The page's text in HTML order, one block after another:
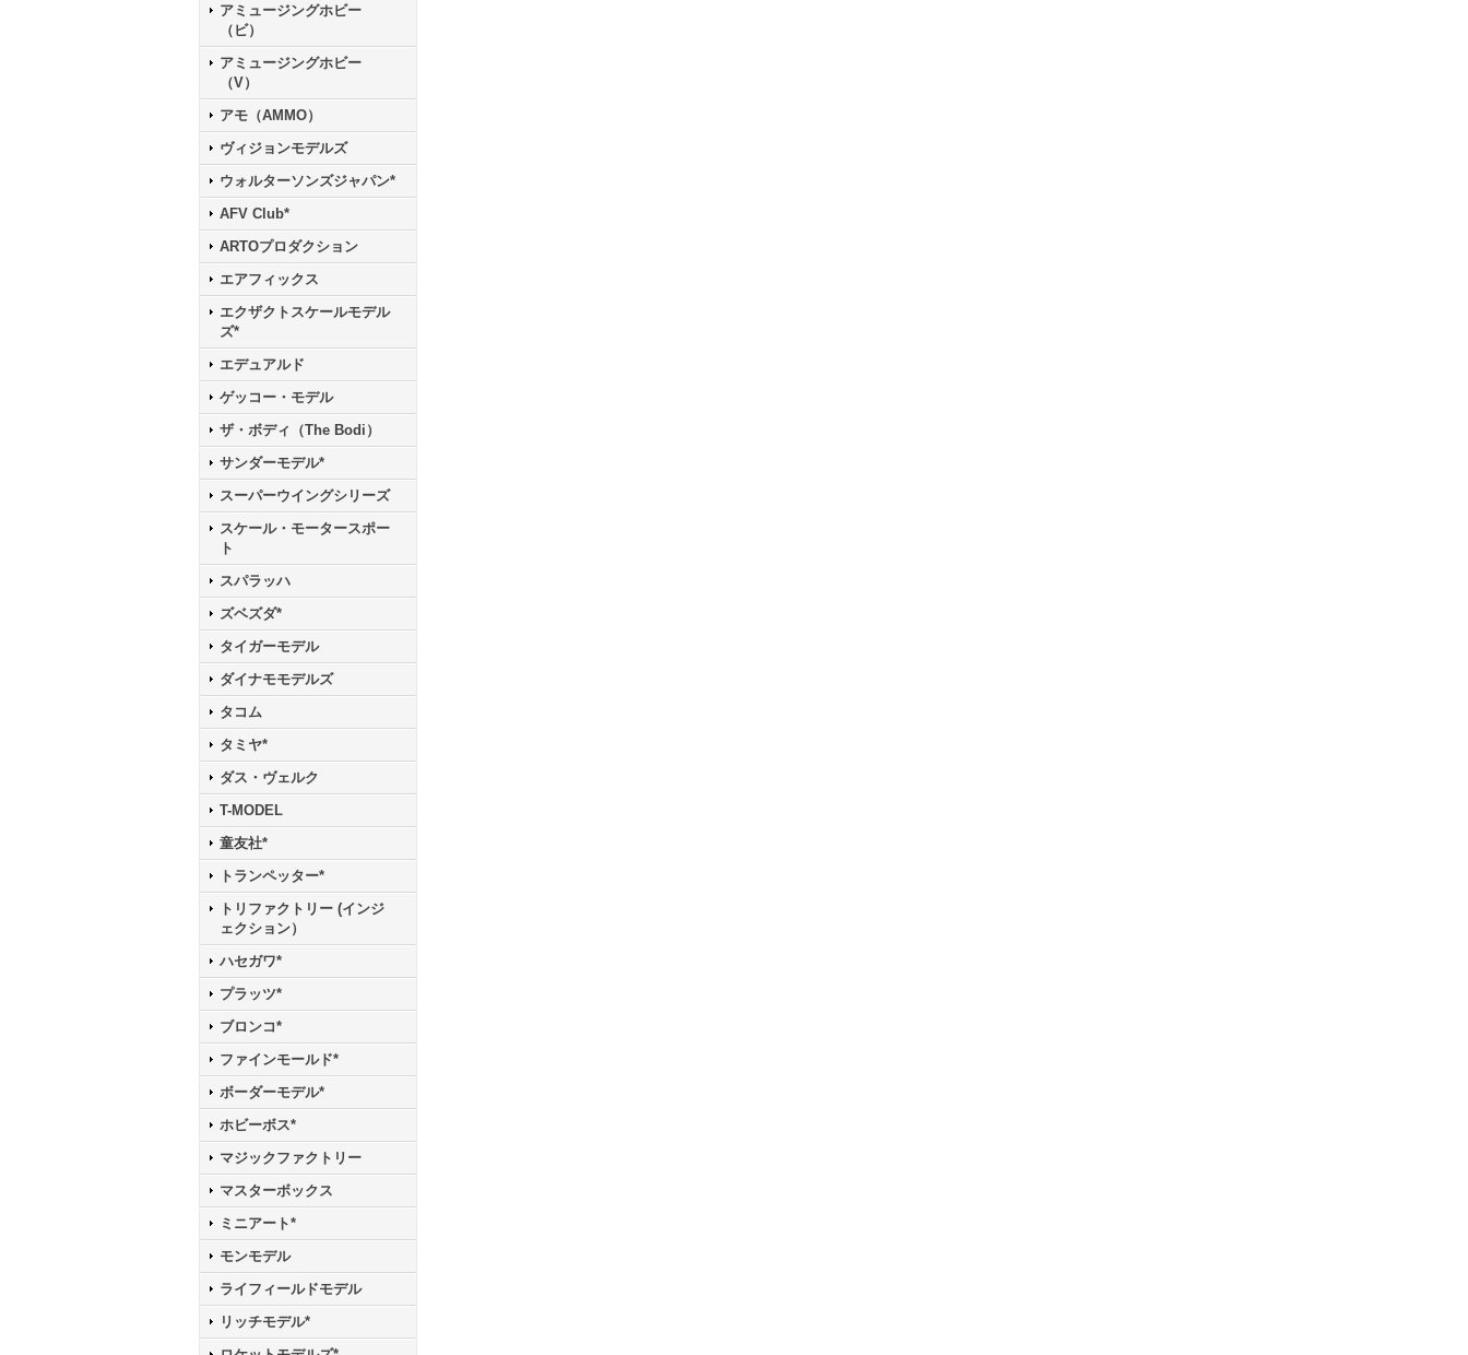
アミュージングホビー
（ビ）
アミュージングホビー
（V）
アモ（AMMO）
ヴィジョンモデルズ
ウォルターソンズジャパン*
AFV Club*
ARTOプロダクション
エアフィックス
エクザクトスケールモデル
ズ*
エデュアルド
ゲッコー・モデル
ザ・ボディ（The Bodi）
サンダーモデル*
スーパーウイングシリーズ
スケール・モータースポー
ト
スパラッハ
ズベズダ*
タイガーモデル
ダイナモモデルズ
タコム
タミヤ*
ダス・ヴェルク
T-MODEL
童友社*
トランペッター*
トリファクトリー (インジ
ェクション）
ハセガワ*
プラッツ*
ブロンコ*
ファインモールド*
ボーダーモデル*
ホビーボス*
マジックファクトリー
マスターボックス
ミニアート*
モンモデル
ライフィールドモデル
リッチモデル*